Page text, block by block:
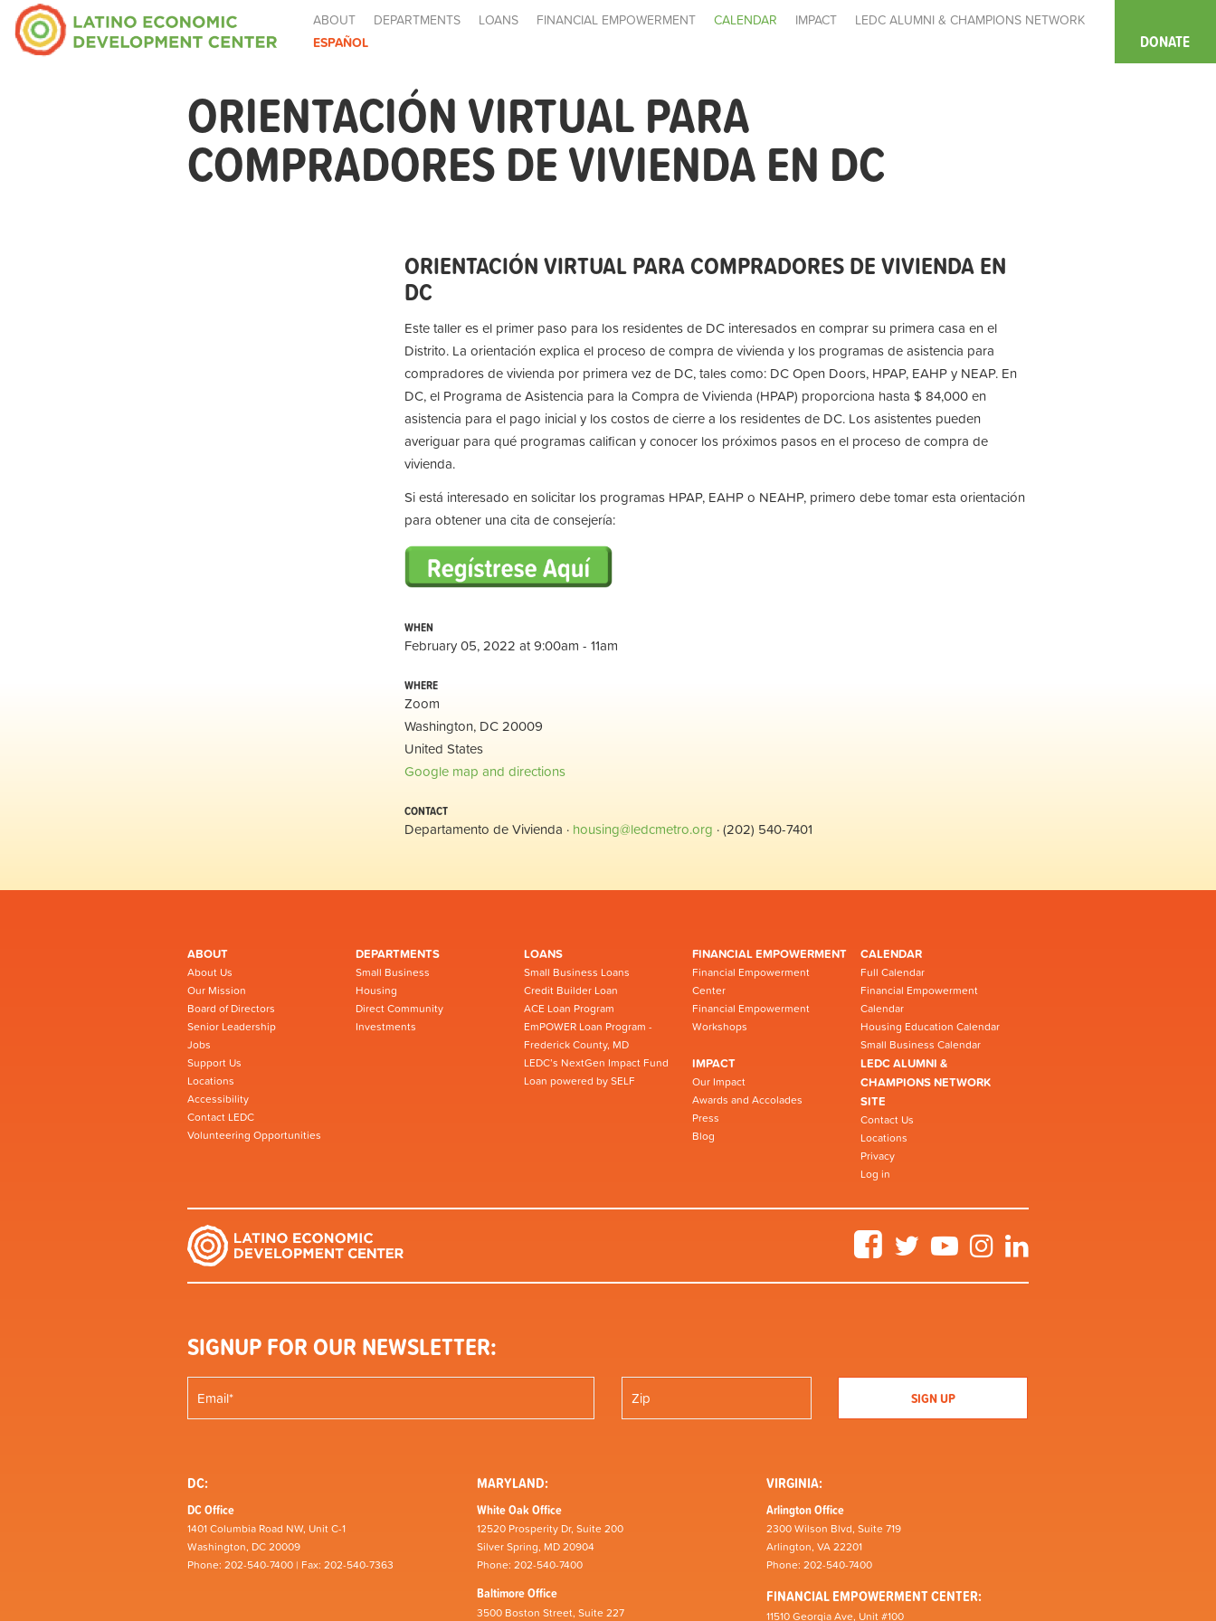
ABOUT DEPARTMENTS LOANS FINANCIAL EMPOWERMENT CALENDAR IMPACT
LEDC ALUMNI & CHAMPIONS NETWORK
ESPAÑOL
DONATE
ORIENTACIÓN VIRTUAL PARA
COMPRADORES DE VIVIENDA EN DC
ORIENTACIÓN VIRTUAL PARA COMPRADORES DE VIVIENDA EN
DC
Este taller es el primer paso para los residentes de DC interesados ​​en comprar su primera casa en el
Distrito. La orientación explica el proceso de compra de vivienda y los programas de asistencia para
compradores de vivienda por primera vez de DC, tales como: DC Open Doors, HPAP, EAHP y NEAP. En
DC, el Programa de Asistencia para la Compra de Vivienda (HPAP) proporciona hasta $ 84,000 en
asistencia para el pago inicial y los costos de cierre a los residentes de DC. Los asistentes pueden
averiguar para qué programas califican y conocer los próximos pasos en el proceso de compra de
vivienda.
Si está interesado en solicitar los programas HPAP, EAHP o NEAHP, primero debe tomar esta orientación
para obtener una cita de consejería:
WHEN
February 05, 2022 at 9:00am - 11am
WHERE
Zoom
Washington, DC 20009
United States
Google map and directions
CONTACT
Departamento de Vivienda · housing@ledcmetro.org · (202) 540-7401
ABOUT
About Us
Our Mission
Board of Directors
Senior Leadership
Jobs
Support Us
Locations
Accessibility
Contact LEDC
Volunteering Opportunities
DEPARTMENTS
Small Business
Housing
Direct Community
Investments
LOANS
Small Business Loans
Credit Builder Loan
ACE Loan Program
EmPOWER Loan Program -
Frederick County, MD
LEDC’s NextGen Impact Fund
Loan powered by SELF
FINANCIAL EMPOWERMENT
Financial Empowerment
Center
Financial Empowerment
Workshops
CALENDAR
Full Calendar
Financial Empowerment
Calendar
Housing Education Calendar
Small Business Calendar
IMPACT
Our Impact
Awards and Accolades
Press
Blog
LEDC ALUMNI &
CHAMPIONS NETWORK
SITE
Contact Us
Locations
Privacy
Log in
FacebookTwitter YouTubeInstagram
SIGNUP FOR OUR NEWSLETTER:
DC:
DC Office
1401 Columbia Road NW, Unit C-1
Washington, DC 20009
Phone: 202-540-7400 | Fax: 202-540-7363
MARYLAND:
White Oak Office
12520 Prosperity Dr, Suite 200
Silver Spring, MD 20904
Phone: 202-540-7400
Baltimore Office
3500 Boston Street, Suite 227
VIRGINIA:
Arlington Office
2300 Wilson Blvd, Suite 719
Arlington, VA 22201
Phone: 202-540-7400
FINANCIAL EMPOWERMENT CENTER:
11510 Georgia Ave, Unit #100